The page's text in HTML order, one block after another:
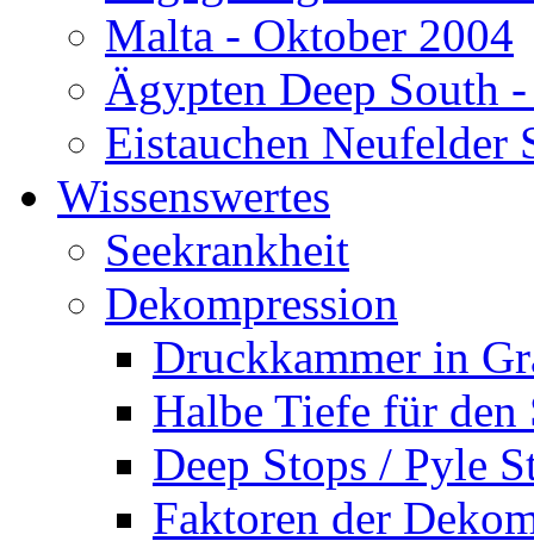
Malta - Oktober 2004
Ägypten Deep South
Eistauchen Neufelder
Wissenswertes
Seekrankheit
Dekompression
Druckkammer in
Halbe Tiefe für den
Deep Stops / Pyle
Faktoren der